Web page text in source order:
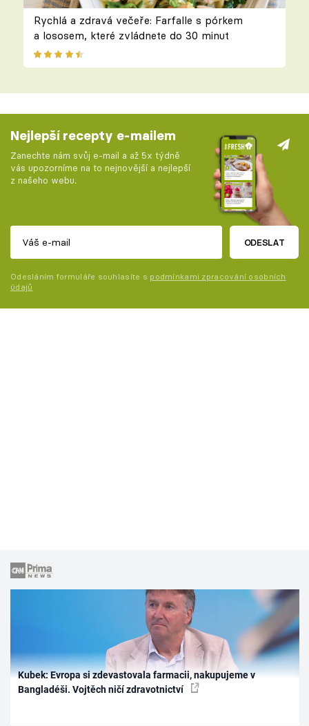
Rychlá a zdravá večeře: Farfalle s pórkem
a lososem, které zvládnete do 30 minut
Nejlepší recepty e-mailem
Zanechte nám svůj e-mail a až 5x týdně
vás upozorníme na to nejnovější a nejlepší
z našeho webu.
ODESLAT
Odesláním formuláře souhlasíte s podmínkami zpracování osobních
údajů
Kubek: Evropa si zdevastovala farmacii, nakupujeme v
Bangladéši. Vojtěch ničí zdravotnictví